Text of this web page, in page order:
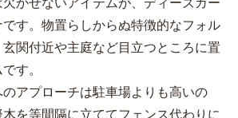
す。物置らしからぬ特徴的なフォル
関付近や主庭など目立つところに置
す。
アプローチは駐車場よりも高いの
を等間隔に立ててフェンス代わりに